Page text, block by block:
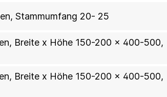
Stammumfang 20- 25
Breite x Höhe 150-200 x 400-500,
Breite x Höhe 150-200 x 400-500,